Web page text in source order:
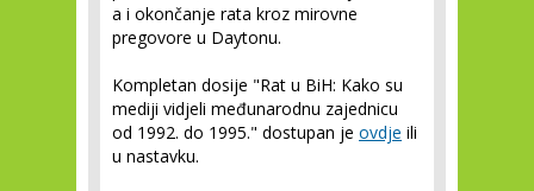
a i okončanje rata kroz mirovne
pregovore u Daytonu.
Kompletan dosije "Rat u BiH: Kako su
mediji vidjeli međunarodnu zajednicu
od 1992. do 1995." dostupan je ovdje ili
u nastavku.